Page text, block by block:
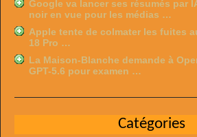
Google va lancer ses résumés par
noir en vue pour les médias …
Apple tente de colmater les fuites
18 Pro …
La Maison-Blanche demande à
GPT-5.6 pour examen …
Catégories